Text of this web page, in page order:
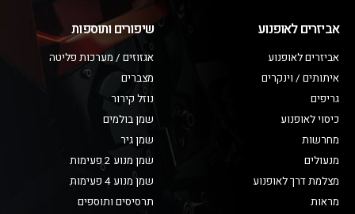
אביזרים לאופנוע
אביזרים לאופנוע
איתותים / וינקרים
גריפים
כיסוי לאופנוע
מחרשות
מנעולים
מצלמת דרך לאופנוע
מראות
שיפורים ותוספות
אגזוזים / מערכות פליטה
מצברים
נוזל קירור
שמן בולמים
שמן גיר
שמן מנוע 2 פעימות
שמן מנוע 4 פעימות
תרסיסים ותוספים